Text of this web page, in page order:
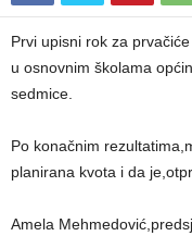
Prvi upisni rok za
u osnovnim školama
sedmice.
Po konačnim
planirana kvota i da
Amela